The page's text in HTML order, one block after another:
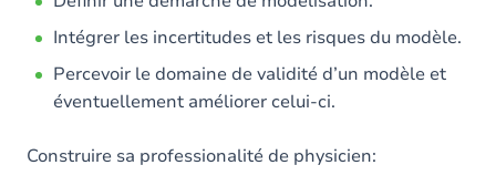
Intégrer les incertitudes et les risques du modèle.
Percevoir le domaine de validité d’un modèle et
éventuellement améliorer celui-ci.
Construire sa professionalité de physicien: